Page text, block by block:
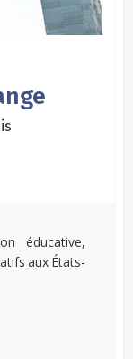
éducative,
aux États-